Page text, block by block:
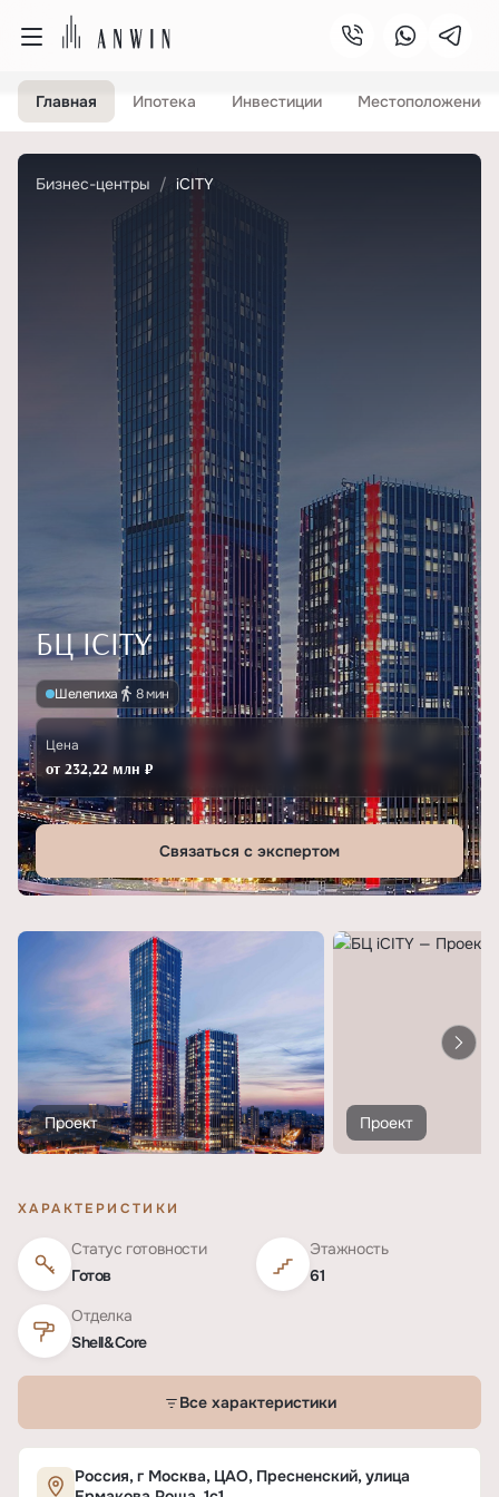
Главная Ипотека Инвестиции Местоположение
Бизнес-центры iCITY
БЦ ICITY
Шелепиха 8 мин
Цена
от 232,22 млн ₽
Связаться с экспертом
Проект Проект
ХАРАКТЕРИСТИКИ
Статус готовности
Готов
Этажность
61
Отделка
Shell&Core
Все характеристики
Характеристики ЖК «iCITY»
Россия, г Москва, ЦАО, Пресненский, улица